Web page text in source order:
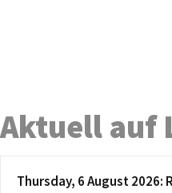
Aktuell auf
Thursday, 6 August 2026: